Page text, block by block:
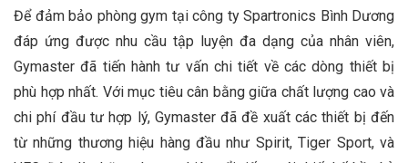
Để đảm bảo phòng gym tại công ty Spartronics Bình Dương
đáp ứng được nhu cầu tập luyện đa dạng của nhân viên,
Gymaster đã tiến hành tư vấn chi tiết về các dòng thiết bị
phù hợp nhất. Với mục tiêu cân bằng giữa chất lượng cao và
chi phí đầu tư hợp lý, Gymaster đã đề xuất các thiết bị đến
từ những thương hiệu hàng đầu như Spirit, Tiger Sport, và